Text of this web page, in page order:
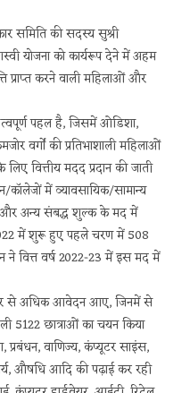
समिति की सदस्य सुश्री
योजना को कार्यरूप देने में अहम
प्राप्त करने वाली महिलाओं और
पहल है, जिसमें ओडिशा,
वर्गों की प्रतिभाशाली महिलाओं
वित्तीय मदद प्रदान की जाती
में व्यावसायिक/सामान्य
और अन्य संबद्ध शुल्क के मद में
में शुरू हुए पहले चरण में 508
वित्त वर्ष 2022-23 में इस मद में
से अधिक आवेदन आए, जिनमें से
5122 छात्राओं का चयन किया
वाणिज्य, कंप्यूटर साइंस,
औषधि आदि की पढ़ाई कर रही